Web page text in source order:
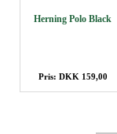
Herning Polo Black
Pris: DKK 159,00